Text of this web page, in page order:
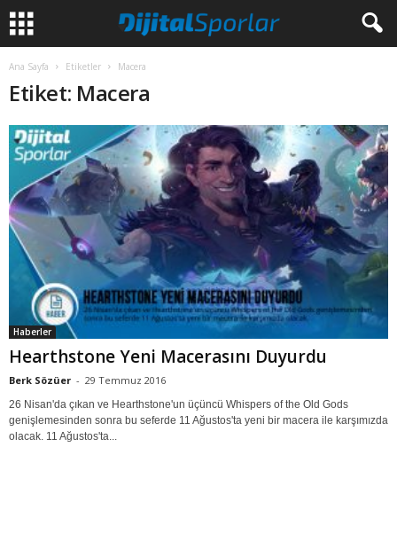
Ana Sayfa Etiketler Macera
Etiket: Macera
Haberler
Hearthstone Yeni Macerasını Duyurdu
Berk Sözüer - 29 Temmuz 2016
26 Nisan'da çıkan ve Hearthstone'un üçüncü Whispers of the Old Gods
genişlemesinden sonra bu seferde 11 Ağustos'ta yeni bir macera ile karşımızda
olacak. 11 Ağustos'ta...